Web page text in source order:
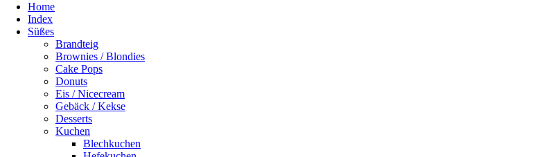
Home
Index
Süßes
Brandteig
Brownies / Blondies
Cake Pops
Donuts
Eis / Nicecream
Gebäck / Kekse
Desserts
Kuchen
Blechkuchen